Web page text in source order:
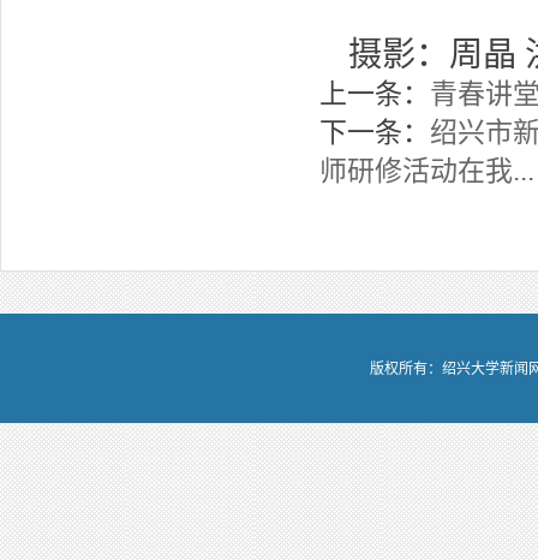
摄影： 周晶
上一条： 青春讲
下一条： 绍兴市
师研修活动在我...
版权所有：绍兴大学新闻